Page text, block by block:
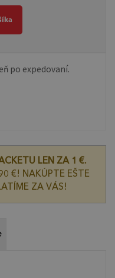
po expedovaní.
LEN ZA 1 €.
€! NAKÚPTE EŠTE
ZA VÁS!